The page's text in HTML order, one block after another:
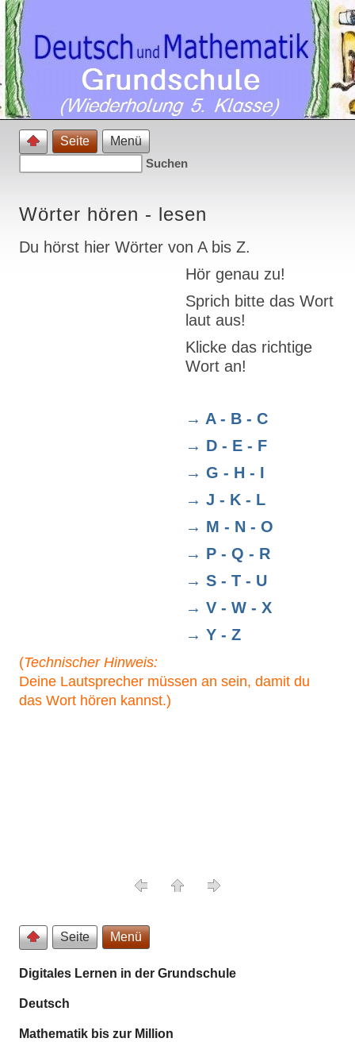
Seite Menü
Wörter hören - lesen
Du hörst hier Wörter von A bis Z.
Hör genau zu!
Sprich bitte das Wort
laut aus!
Klicke das richtige
Wort an!
→ A - B - C
→ D - E - F
→ G - H - I
→ J - K - L
→ M - N - O
→ P - Q - R
→ S - T - U
→ V - W - X
→ Y - Z
(Technischer Hinweis:
Deine Lautsprecher müssen an sein, damit du
das Wort hören kannst.)
Seite Menü
Digitales Lernen in der Grundschule
Deutsch
Mathematik bis zur Million